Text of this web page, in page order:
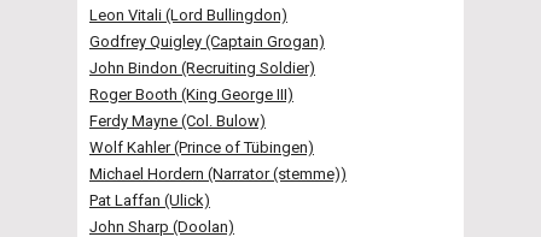
Leon Vitali (Lord Bullingdon)
Godfrey Quigley (Captain Grogan)
John Bindon (Recruiting Soldier)
Roger Booth (King George III)
Ferdy Mayne (Col. Bulow)
Wolf Kahler (Prince of Tübingen)
Michael Hordern (Narrator (stemme))
Pat Laffan (Ulick)
John Sharp (Doolan)